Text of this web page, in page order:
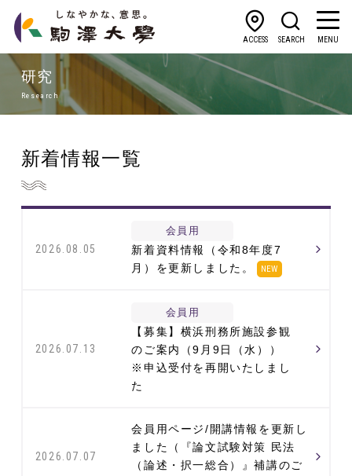
ACCESS SEARCH MENU
研究
Research
新着情報一覧
2026.08.05
会員用
新着資料情報（令和8年度7
月）を更新しました。
NEW
2026.07.13
会員用
【募集】横浜刑務所施設参観
のご案内（9月9日（水））
※申込受付を再開いたしまし
た
2026.07.07
会員用ページ/開講情報を更新し
ました（『論文試験対策 民法
（論述・択一総合）』補講のご